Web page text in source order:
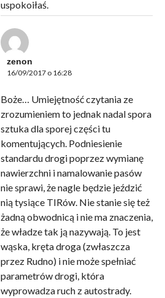
uspokoiłaś.
zenon
16/09/2017 o 16:28
Boże… Umiejętność czytania ze
zrozumieniem to jednak nadal spora
sztuka dla sporej części tu
komentujących. Podniesienie
standardu drogi poprzez wymianę
nawierzchni i namalowanie pasów
nie sprawi, że nagle będzie jeździć
nią tysiące TIRów. Nie stanie się też
żadną obwodnicą i nie ma znaczenia,
że władze tak ją nazywają. To jest
wąska, kręta droga (zwłaszcza
przez Rudno) i nie może spełniać
parametrów drogi, która
wyprowadza ruch z autostrady.